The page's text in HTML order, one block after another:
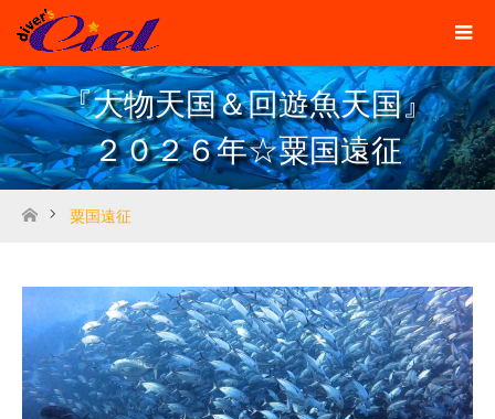
『大物天国＆回遊魚天国』
２０２６年☆粟国遠征
ホーム
粟国遠征